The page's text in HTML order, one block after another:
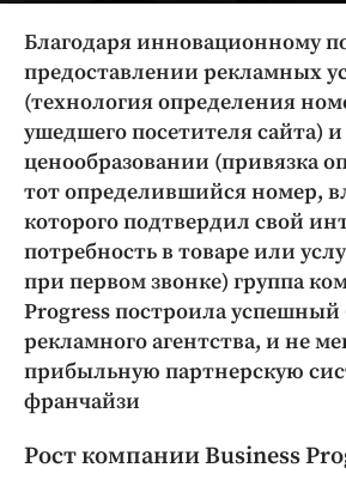
Экономика и бизнес
ПРОЕКТЫ
Блоги
Издания
Медиаперсона
Интересное чтиво
Клиника года
Бренд года
Работодатель года
Благодаря инновационному
предоставлении рекламных
(технология определения
ушедшего посетителя сайта)
ценообразовании (привязка
тот определившийся номер,
которого подтвердил свой
потребность в товаре или
при первом звонке) группа
Progress построила успешный
рекламного агентства, и не
прибыльную партнерскую
франчайзи
Рост компании Business